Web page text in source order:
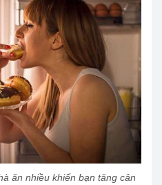
ăn nhiều khiến bạn tăng cân